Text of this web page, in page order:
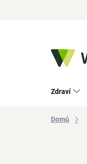
Zdraví
Domů